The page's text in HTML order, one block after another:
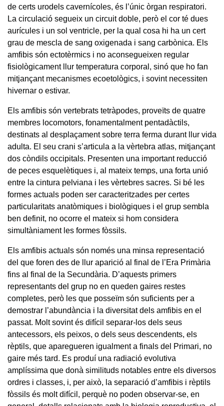
de certs urodels cavernícoles, és l’únic òrgan respiratori.
La circulació segueix un circuit doble, però el cor té dues
aurícules i un sol ventricle, per la qual cosa hi ha un cert
grau de mescla de sang oxigenada i sang carbònica. Els
amfibis són ectotèrmics i no aconsegueixen regular
fisiològicament llur temperatura corporal, sinó que ho fan
mitjançant mecanismes ecoetològics, i sovint necessiten
hivernar o estivar.
Els amfibis són vertebrats tetràpodes, proveïts de quatre
membres locomotors, fonamentalment pentadàctils,
destinats al desplaçament sobre terra ferma durant llur vida
adulta. El seu crani s’articula a la vèrtebra atlas, mitjançant
dos còndils occipitals. Presenten una important reducció
de peces esquelètiques i, al mateix temps, una forta unió
entre la cintura pelviana i les vèrtebres sacres. Si bé les
formes actuals poden ser caracteritzades per certes
particularitats anatòmiques i biològiques i el grup sembla
ben definit, no ocorre el mateix si hom considera
simultàniament les formes fòssils.
Els amfibis actuals són només una minsa representació
del que foren des de llur aparició al final de l’Era Primària
fins al final de la Secundària. D’aquests primers
representants del grup no en queden gaires restes
completes, però les que posseïm són suficients per a
demostrar l’abundància i la diversitat dels amfibis en el
passat. Molt sovint és difícil separar-los dels seus
antecessors, els peixos, o dels seus descendents, els
rèptils, que aparegueren igualment a finals del Primari, no
gaire més tard. Es produí una radiació evolutiva
amplíssima que donà similituds notables entre els diversos
ordres i classes, i, per això, la separació d’amfibis i rèptils
fòssils és molt difícil, perquè no poden observar-se, en